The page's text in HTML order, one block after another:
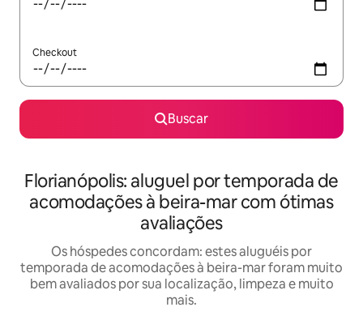
Checkout
Buscar
Florianópolis: aluguel por temporada de
acomodações à beira-mar com ótimas
avaliações
Os hóspedes concordam: estes aluguéis por
temporada de acomodações à beira-mar foram muito
bem avaliados por sua localização, limpeza e muito
mais.